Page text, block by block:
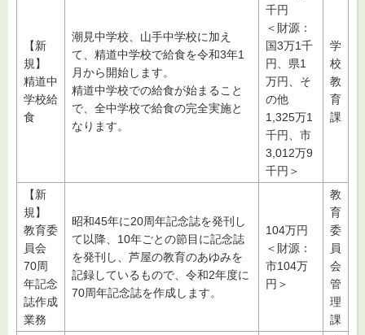
【新
規】
精道中
学校給
食
潮見中学校、山手中学校に加え
て、精道中学校で給食を令和3年1
月から開始します。
精道中学校での給食が始まること
で、全中学校で給食の完全実施と
なります。
千円
＜財源：
国3万1千
円、県1
万円、そ
の他
1,325万1
千円、市
3,012万9
千円＞
学
校
教
育
課
【新
規】
教育委
員会
70周
年記念
誌作成
業務
昭和45年に20周年記念誌を発刊し
て以降、10年ごとの節目に記念誌
を発刊し、芦屋の教育のあゆみを
記録しているもので、令和2年度に
70周年記念誌を作成します。
104万円
＜財源：
市104万
円＞
教
育
委
員
会
管
理
課